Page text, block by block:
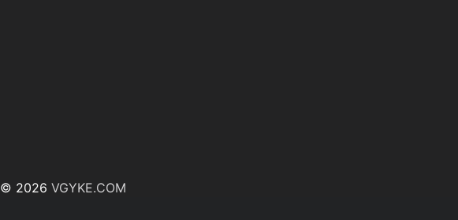
© 2026 VGYKE.COM